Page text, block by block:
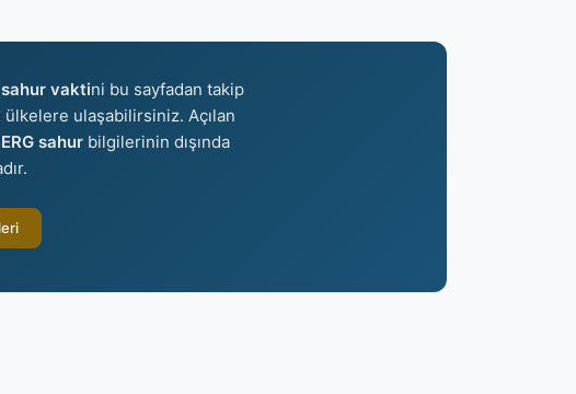
sahur vaktini bu sayfadan takip
ulaşabilirsiniz. Açılan
sahurbilgilerinin dışında